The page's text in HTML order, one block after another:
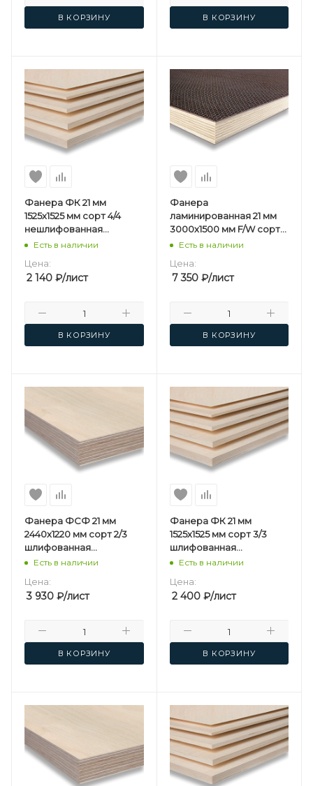
В КОРЗИНУ В КОРЗИНУ
Фанера ФК 21 мм
1525х1525 мм сорт 4/4
нешлифованная
березовая
Есть в наличии
Цена:
2 140 ₽/лист
В КОРЗИНУ
Фанера
ламинированная 21 мм
3000х1500 мм F/W сорт
1/1 березовая
Есть в наличии
Цена:
7 350₽/лист
В КОРЗИНУ
Фанера ФСФ 21 мм
2440х1220 мм сорт 2/3
шлифованная
березовая
Есть в наличии
Цена:
3 930 ₽/лист
В КОРЗИНУ
Фанера ФК 21 мм
1525х1525 мм сорт 3/3
шлифованная
березовая
Есть в наличии
Цена:
2 400₽/лист
В КОРЗИНУ